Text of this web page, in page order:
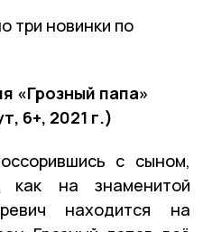
три новинки по
«Грозный папа»
6+, 2021 г.)
с сыном,
как на знаменитой
находится на